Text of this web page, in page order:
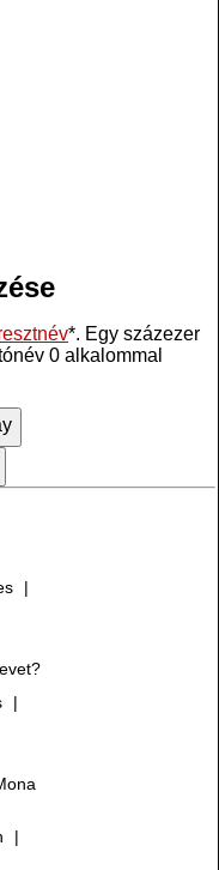
*. Egy százezer
0 alkalommal
|
|
|